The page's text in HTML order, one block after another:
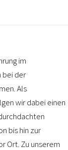
im
bei der
Als
wir dabei einen
bis hin zur
Ort. Zu unserem